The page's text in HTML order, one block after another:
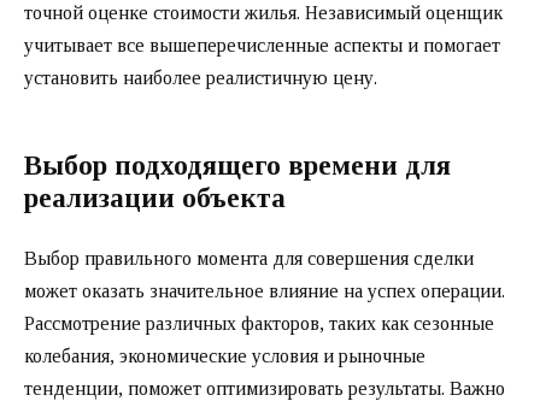
точной оценке стоимости жилья. Независимый оценщик
учитывает все вышеперечисленные аспекты и помогает
установить наиболее реалистичную цену.
Выбор подходящего времени для
реализации объекта
Выбор правильного момента для совершения сделки
может оказать значительное влияние на успех операции.
Рассмотрение различных факторов, таких как сезонные
колебания, экономические условия и рыночные
тенденции, поможет оптимизировать результаты. Важно